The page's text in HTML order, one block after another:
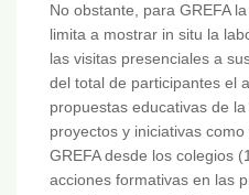
No obstante, para GREFA
limita a mostrar in situ la
las visitas presenciales a
del total de participantes el
propuestas educativas de
proyectos y iniciativas
GREFA desde los colegios
acciones formativas en las